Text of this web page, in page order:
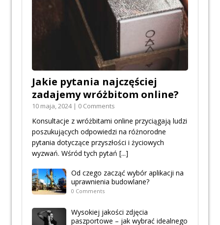
Jakie pytania najczęściej
zadajemy wróżbitom online?
10 maja, 2024 | 0 Comments
Konsultacje z wróżbitami online przyciągają ludzi
poszukujących odpowiedzi na różnorodne
pytania dotyczące przyszłości i życiowych
wyzwań. Wśród tych pytań [...]
Od czego zacząć wybór aplikacji na
uprawnienia budowlane?
0 Comments
Wysokiej jakości zdjęcia
paszportowe – jak wybrać idealnego